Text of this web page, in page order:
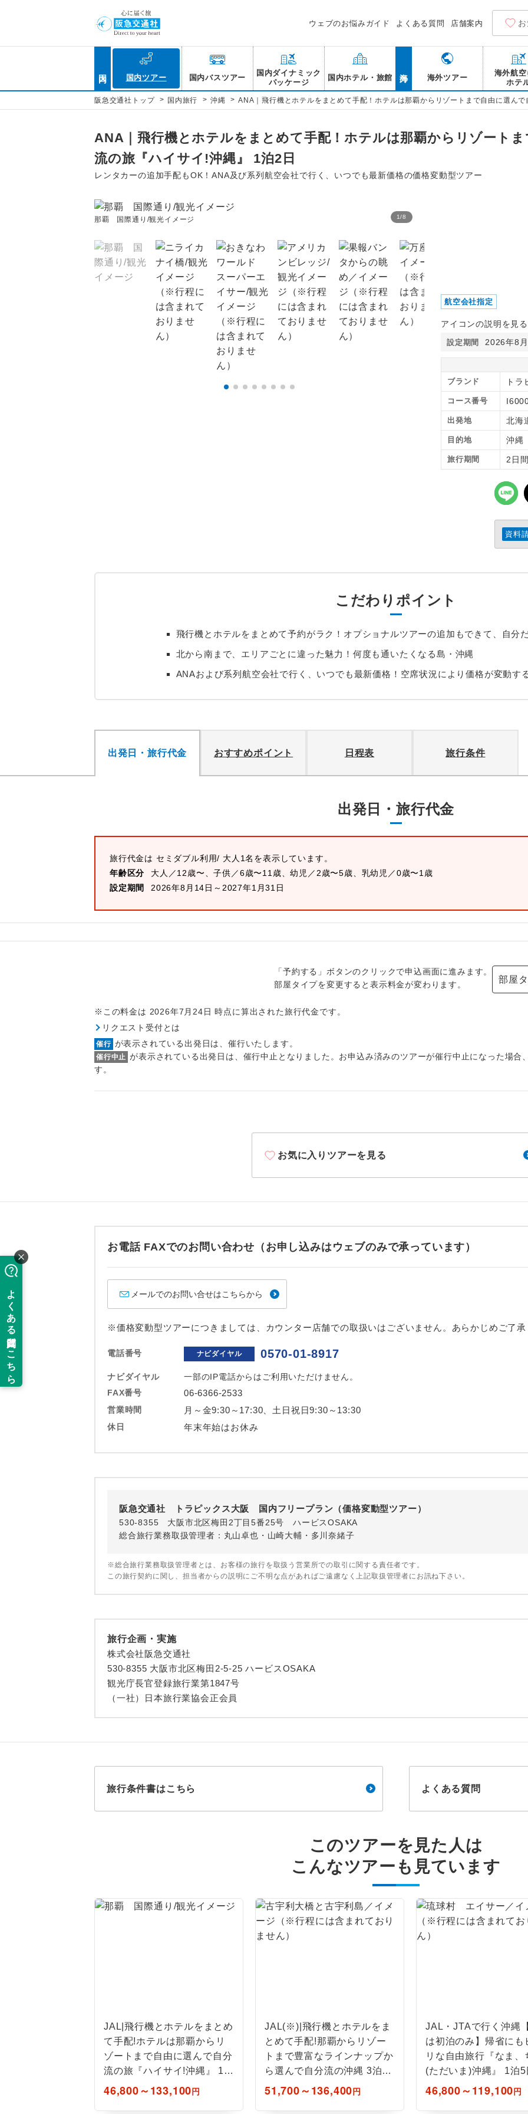
ウェブのお悩みガイド よくある質問 店舗案内
国内ツアー 国内バスツアー
国内ダイナミック
パッケージ
国内ホテル・旅館 海外ツアー
海外航空
ホテ
阪急交通社トップ > 国内旅行 > 沖縄 > ANA｜飛行機とホテルをまとめて手配！ホテルは那覇からリゾートまで自由に選ん
ANA｜飛行機とホテルをまとめて手配！ホテルは那覇からリゾート
流の旅『ハイサイ!沖縄』 1泊2日
レンタカーの追加手配もOK！ANA及び系列航空会社で行く、いつでも最新価格の価格変動型ツアー
1/8
那覇 国際通り/観光イメージ
航空会社指定
アイコンの説明を見
設定期間 2026年8
ブランド トラ
コース番号
出発地 北海
目的地 沖縄
旅行期間 2日間
資料
こだわりポイント
飛行機とホテルをまとめて予約がラク！オプショナルツアーの追加もできて、自分
北から南まで、エリアごとに違った魅力！何度も通いたくなる島・沖縄
ANAおよび系列航空会社で行く、いつでも最新価格！空席状況により価格が変動す
出発日・旅行代金 おすすめポイント 日程表 旅行条件
出発日・旅行代金
旅行代金は セミダブル利用/ 大人1名を表示しています。
年齢区分
大人／12歳〜、子供／6歳〜11歳、幼児／2歳〜5歳、乳幼児／0歳〜1歳
設定期間
2026年8月14日～2027年1月31日
「予約する」ボタンのクリックで申込画面に進みます。
部屋タイプを変更すると表示料金が変わります。
部屋
※この料金は 2026年7月24日 時点に算出された旅行代金です。
リクエスト受付とは
催行 が表示されている出発日は、催行いたします。
催行中止 が表示されている出発日は、催行中止となりました。お申込み済みのツアーが催行中止になった場合
す。
お気に入りツアーを見る
お電話 FAXでのお問い合わせ（お申し込みはウェブのみで承っています）
メールでのお問い合せはこちらから
※価格変動型ツアーにつきましては、カウンター店舗での取扱いはございません。あらかじめご了承
電話番号 ナビダイヤル 0570-01-8917
ナビダイヤル
一部のIP電話からはご利用いただけません。
FAX番号
06-6366-2533
営業時間 月～金9:30～17:30、土日祝日9:30～13:30
休日 年末年始はお休み
阪急交通社 トラピックス大阪 国内フリープラン（価格変動型ツアー）
530-8355 大阪市北区梅田2丁目5番25号 ハービスOSAKA
総合旅行業務取扱管理者：丸山卓也・山崎大輔・多川奈緒子
※総合旅行業務取扱管理者とは、お客様の旅行を取扱う営業所での取引に関する責任者です。
この旅行契約に関し、担当者からの説明にご不明な点があればご遠慮なく上記取扱管理者にお訊ね下さい。
旅行企画・実施
株式会社阪急交通社
530-8355 大阪市北区梅田2-5-25 ハービスOSAKA
観光庁長官登録旅行業第1847号
（一社）日本旅行業協会正会員
旅行条件書はこちら よくある質問
このツアーを見た人は
こんなツアーも見ています
JAL|飛行機とホテルをまとめ
て手配!ホテルは那覇からリ
ゾートまで自由に選んで自分
流の旅『ハイサイ!沖縄』 1泊
2日
46,800～133,100円
JAL(※)|飛行機とホテルをま
とめて手配!那覇からリゾー
トまで豊富なラインナップか
ら選んで自分流の沖縄 3泊4
日
51,700～136,400円
JAL・JTAで行く沖縄
は初泊のみ】帰省にも
リな自由旅行『なま、
(ただいま)沖縄』 1泊5
46,800～119,100円
「価格変動型ツアー」に関するご案内
価格変動型ツアーとは
お申し込み時期・ご利用便の空席状況によって料金が変動いたします。
以下の注意事項をあらかじめご了承いただきますようお願いいたします。
お支払いについて
お支払いは、クレジットカード決済のみとなります。
ご予約方法について
添乗員同行
す。
現地添乗員同行
世界遺産
スです。
絶景 絶景スポットに立ち寄るコースです。
全食事付き
全てのお食事が付いていますので、お食事の心
ん。（機内食を除く）
トラベルイヤホン
おひとり様参加限定
ご参加にあたり年齢に制限があるコースです。
ご紹介するホテルを指定したコースです。
おひとり様でバス席を2席利⽤できます。